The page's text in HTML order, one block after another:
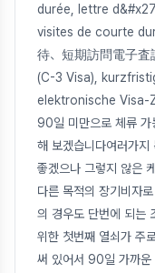
durée, lettre
visites de courte
待、短期訪問電子
(C-3 Visa),
elektronische
90일 미만으로 체류 가
해 보겠습니다여러가지
좋겠으나 그렇지 않은
다른 목적의 장기비자
의 경우도 단번에 되는
위한 첫번째 열쇠가 주
써 있어서 90일 가까운